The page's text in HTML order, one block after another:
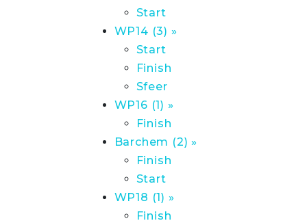
Start
WP14 (3) »
Start
Finish
Sfeer
WP16 (1) »
Finish
Barchem (2) »
Finish
Start
WP18 (1) »
Finish